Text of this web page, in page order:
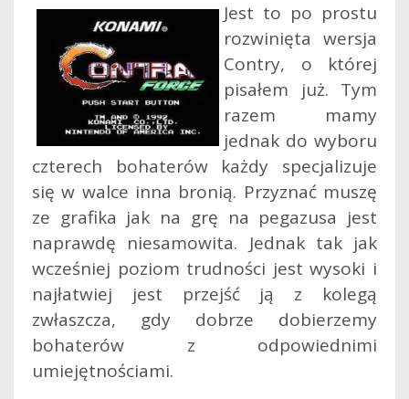
Jest to po prostu
rozwinięta wersja
Contry, o której
pisałem już. Tym
razem mamy
jednak do wyboru
czterech bohaterów każdy specjalizuje
się w walce inna bronią. Przyznać muszę
ze grafika jak na grę na pegazusa jest
naprawdę niesamowita. Jednak tak jak
wcześniej poziom trudności jest wysoki i
najłatwiej jest przejść ją z kolegą
zwłaszcza, gdy dobrze dobierzemy
bohaterów z odpowiednimi
umiejętnościami.